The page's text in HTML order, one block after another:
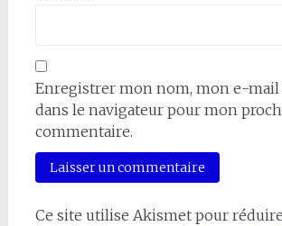
Enregistrer mon nom, mon e-
dans le navigateur pour mon
commentaire.
Ce site utilise Akismet pour